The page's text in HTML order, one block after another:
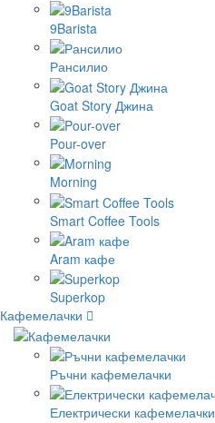
9Barista
Рансилио
Goat Story Джина
Pour-over
Morning
Smart Coffee Tools
Aram кафе
Superkop
Кафемелачки
Ръчни кафемелачки
Електрически кафемелачки